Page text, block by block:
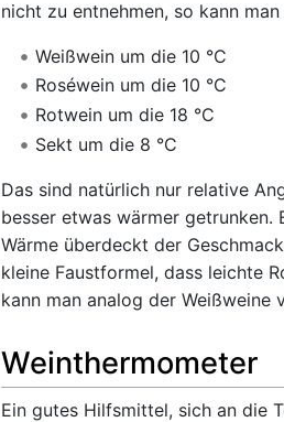
nicht zu entnehmen, so kann
Weißwein um die 10 °C
Roséwein um die 10 °C
Rotwein um die 18 °C
Sekt um die 8 °C
Das sind natürlich nur relative
besser etwas wärmer getrunken.
Wärme überdeckt der
kleine Faustformel, dass leichte
kann man analog der Weißweine
Weinthermometer
Ein gutes Hilfsmittel, sich an die